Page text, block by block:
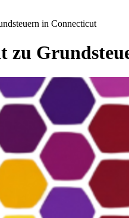
in Connecticut
zu